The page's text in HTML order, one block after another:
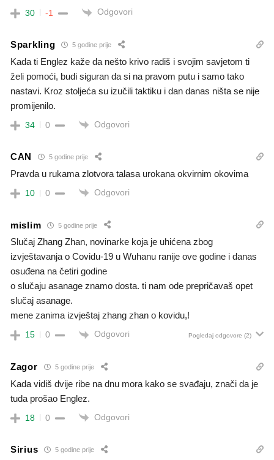
30 -1 Odgovori
Sparkling 5 godine prije
Kada ti Englez kaže da nešto krivo radiš i svojim savjetom ti
želi pomoći, budi siguran da si na pravom putu i samo tako
nastavi. Kroz stoljeća su izučili taktiku i dan danas ništa se nije
promijenilo.
34 0 Odgovori
CAN 5 godine prije
Pravda u rukama zlotvora talasa urokana okvirnim okovima
10 0 Odgovori
mislim 5 godine prije
Slučaj Zhang Zhan, novinarke koja je uhićena zbog
izvještavanja o Covidu-19 u Wuhanu ranije ove godine i danas
osuđena na četiri godine
o slučaju asanage znamo dosta. ti nam ode prepričavaš opet
slučaj asanage.
mene zanima izvještaj zhang zhan o kovidu,!
15 0 Odgovori Pogledaj odgovore (2)
Zagor 5 godine prije
Kada vidiš dvije ribe na dnu mora kako se svađaju, znači da je
tuda prošao Englez.
18 0 Odgovori
Sirius 5 godine prije